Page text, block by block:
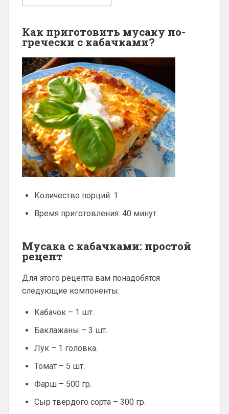
Как приготовить мусаку по-
гречески с кабачками?
Количество порций: 1
Время приготовления: 40 минут
Мусака с кабачками: простой
рецепт
Для этого рецепта вам понадобятся
следующие компоненты:
Кабачок – 1 шт.
Баклажаны – 3 шт.
Лук – 1 головка.
Томат – 5 шт.
Фарш – 500 гр.
Сыр твердого сорта – 300 гр.